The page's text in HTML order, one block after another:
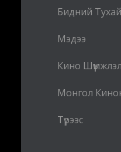
Бидний Тухай
Мэдээ
Кино Шүүмжлэл
Монгол
Түрээс